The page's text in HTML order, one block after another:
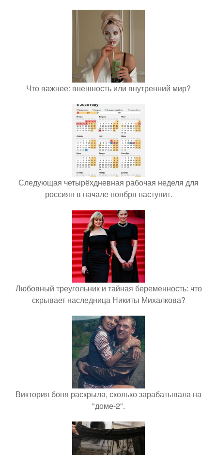
Что важнее: внешность или внутренний мир?
Следующая четырёхдневная рабочая неделя для
россиян в начале ноября наступит.
Любовный треугольник и тайная беременность: что
скрывает наследница Никиты Михалкова?
Виктория боня раскрыла, сколько зарабатывала на
"доме-2".